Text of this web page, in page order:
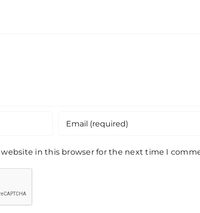
website in this browser for the next time I